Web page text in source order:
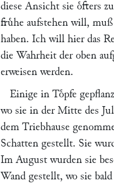
diese Ansicht sie oͤfters
fruͤhe aufstehen will, muß
haben. Ich will hier das
die Wahrheit der oben
erweisen werden.
Einige in Toͤpfe
wo sie in der Mitte des
dem Triebhause
Schatten gestellt. Sie
Im August wurden sie
Wand gestellt, wo sie